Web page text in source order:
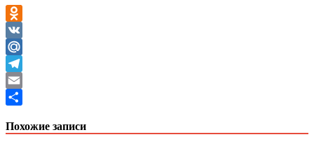
Odnoklassniki
VK
Mail.Ru
Telegram
Email
Похожие записи